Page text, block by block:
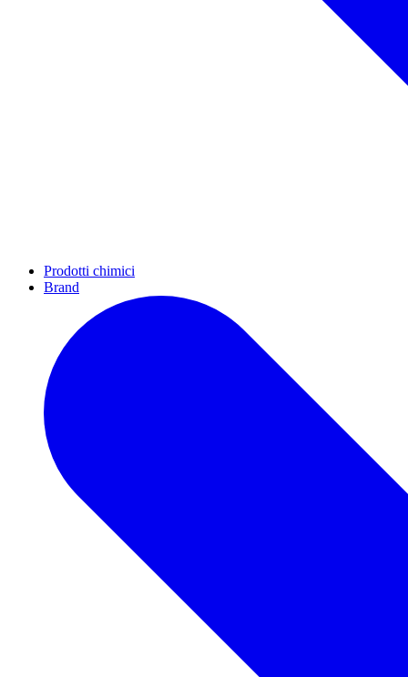
Prodotti chimici
Brand